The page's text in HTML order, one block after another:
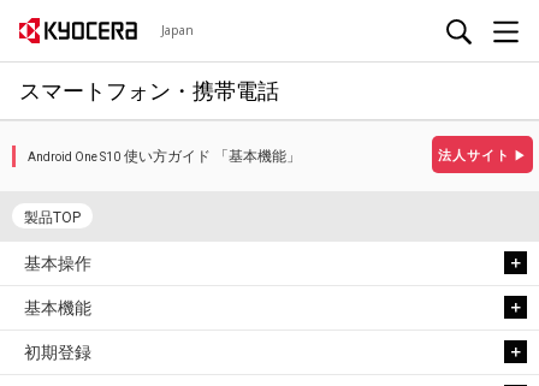
Japan
スマートフォン・携帯電話
法人サイト ▶
Android One S10 使い方ガイド 「基本機能」
製品TOP
基本操作
基本機能
初期登録